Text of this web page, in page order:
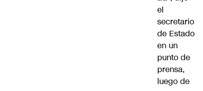
el
secretario
de Estado
en un
punto de
prensa,
luego de